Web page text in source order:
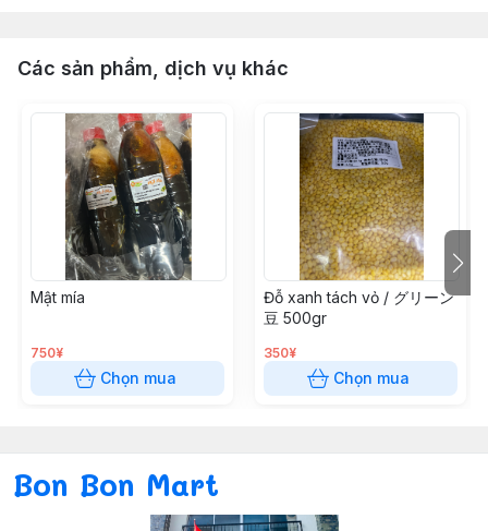
Các sản phẩm, dịch vụ khác
Mật mía
750¥
Chọn mua
Đỗ xanh tách vỏ / グリーン
豆 500gr
350¥
Chọn mua
Bon Bon Mart